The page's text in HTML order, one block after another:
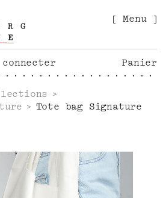
connecter Panier
[ Menu ]
Tote bag Signature